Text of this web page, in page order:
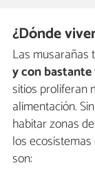
¿Dónde
Las musarañas
y con
sitios proliferan
alimentación.
habitar zonas
los
son: